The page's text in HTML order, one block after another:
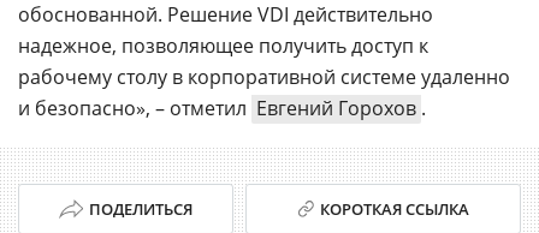
обоснованной. Решение VDI действительно
надежное, позволяющее получить доступ к
рабочему столу в корпоративной системе удаленно
и безопасно», – отметил Евгений Горохов .
ПОДЕЛИТЬСЯ КОРОТКАЯ ССЫЛКА